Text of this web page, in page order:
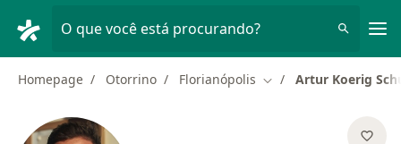
O que você está procurando?
Homepage Otorrino Florianópolis Mudar de cidade
Artur Koerig